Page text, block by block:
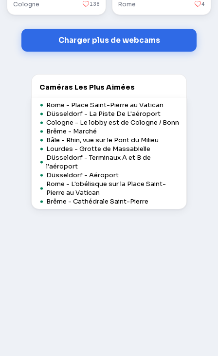
Cologne 138 Rome 4
Charger plus de webcams
Caméras Les Plus Aimées
Rome - Place Saint-Pierre au Vatican
Düsseldorf - La Piste De L'aéroport
Cologne - Le lobby est de Cologne / Bonn
Brême - Marché
Bâle - Rhin, vue sur le Pont du Milieu
Lourdes - Grotte de Massabielle
Düsseldorf - Terminaux A et B de
l'aéroport
Düsseldorf - Aéroport
Rome - L'obélisque sur la Place Saint-
Pierre au Vatican
Brême - Cathédrale Saint-Pierre